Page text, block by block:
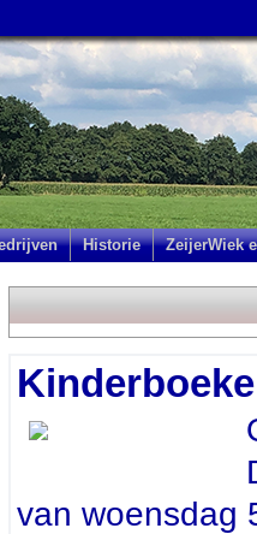
Historie ZeijerWiek
van woensdag